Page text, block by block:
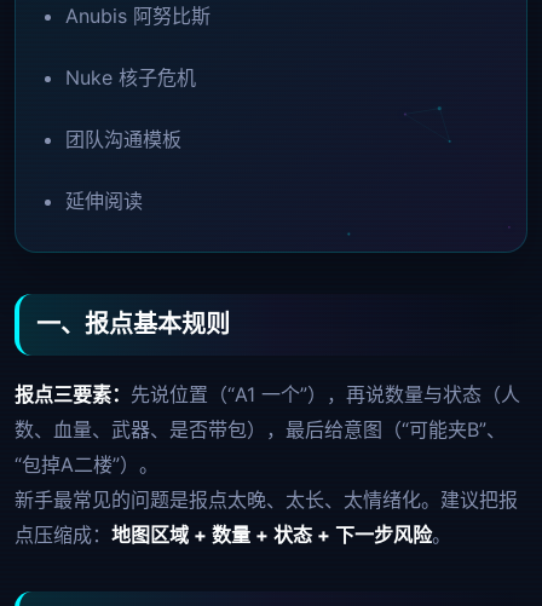
Anubis 阿努比斯
Nuke 核子危机
团队沟通模板
延伸阅读
一、报点基本规则
报点三要素： 先说位置（“A1 一个”），再说数量与状态（人
数、血量、武器、是否带包），最后给意图（“可能夹B”、
“包掉A二楼”）。
新手最常见的问题是报点太晚、太长、太情绪化。建议把报
点压缩成： 地图区域 + 数量 + 状态 + 下一步风险。